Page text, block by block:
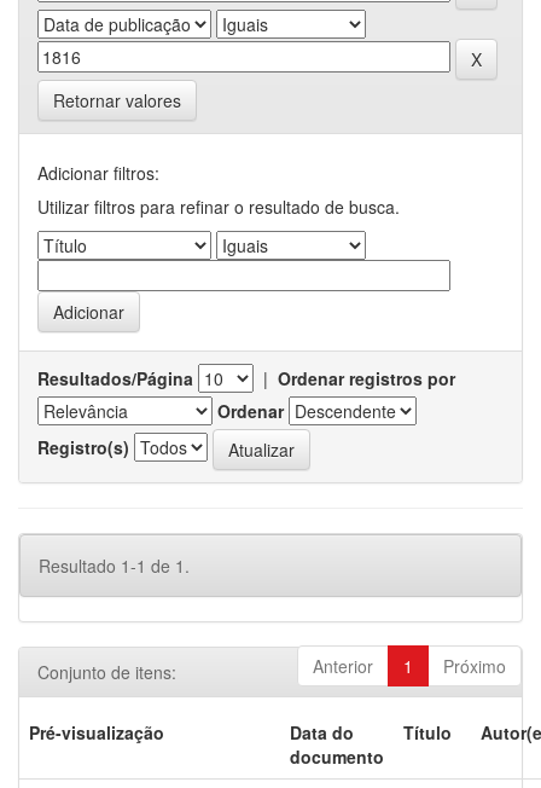
Retornar valores
Adicionar filtros:
Utilizar filtros para refinar o resultado de busca.
Resultados/Página | Ordenar registros por
Ordenar
Registro(s)
Resultado 1-1 de 1.
Anterior 1 Próximo
Conjunto de itens:
Pré-visualização
Data do
documento
Título